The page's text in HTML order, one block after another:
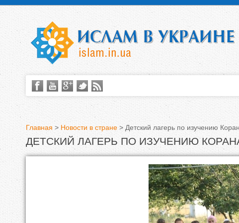
В
Главная > Новости в стране > Детский лагерь по изучению
ДЕТСКИЙ ЛАГЕРЬ ПО ИЗУЧЕНИЮ